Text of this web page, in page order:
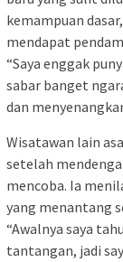
kemampuan
mendapat
“Saya enggak
sabar banget
dan
Wisatawan lain
setelah
mencoba. Ia
yang menantang
“Awalnya saya
tantangan, jadi